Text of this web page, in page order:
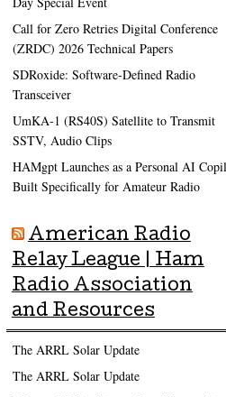
Call for Zero Retries Digital Conference
(ZRDC) 2026 Technical Papers
SDRoxide: Software-Defined Radio
Transceiver
UmKA-1 (RS40S) Satellite to Transmit
SSTV, Audio Clips
HAMgpt Launches as a Personal AI
Built Specifically for Amateur Radio
American Radio
Relay League | Ham
Radio Association
and Resources
The ARRL Solar Update
The ARRL Solar Update